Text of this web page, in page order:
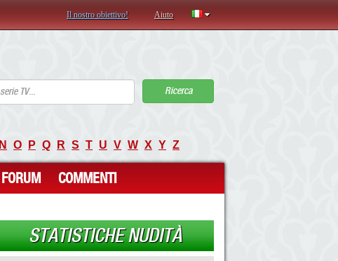
Il nostro obiettivo! Aiuto
Ricerca
N O P Q R S T U V W X Y Z
FORUM COMMENTI
STATISTICHE NUDITÀ